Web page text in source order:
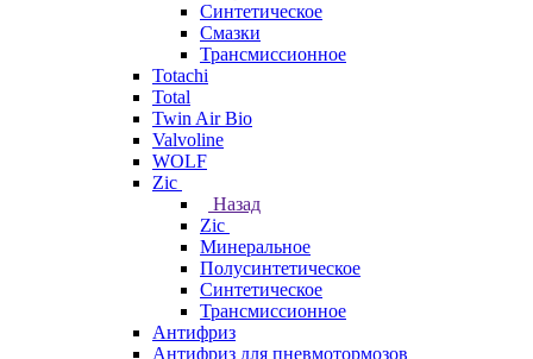
Синтетическое
Смазки
Трансмиссионное
Totachi
Total
Twin Air Bio
Valvoline
WOLF
Zic
Назад
Zic
Минеральное
Полусинтетическое
Синтетическое
Трансмиссионное
Антифриз
Антифриз для пневмотормозов